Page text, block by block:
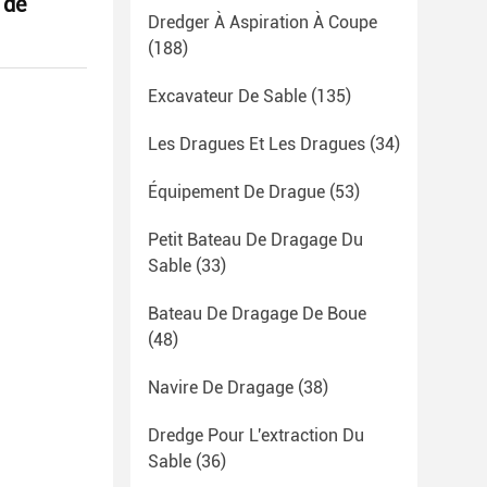
Dredger À Aspiration À Coupe
(188)
Excavateur De Sable (135)
Les Dragues Et Les Dragues (34)
Équipement De Drague (53)
Petit Bateau De Dragage Du
Sable (33)
Bateau De Dragage De Boue
(48)
Navire De Dragage (38)
Dredge Pour L'extraction Du
Sable (36)